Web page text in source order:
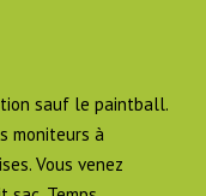
sauf le paintball.
moniteurs à
Vous venez